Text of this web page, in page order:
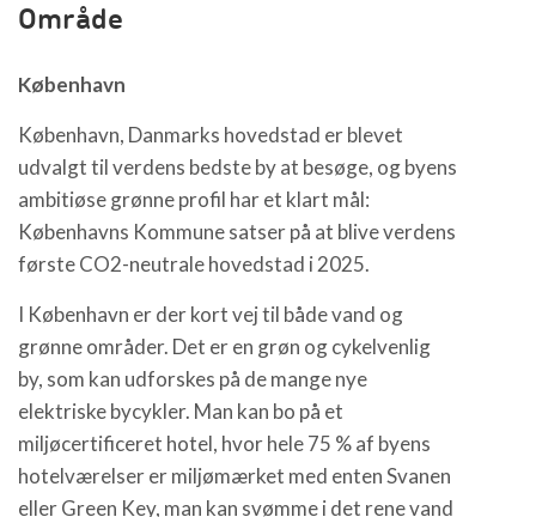
Område
København
København, Danmarks hovedstad er blevet
udvalgt til verdens bedste by at besøge, og byens
ambitiøse grønne profil har et klart mål:
Københavns Kommune satser på at blive verdens
første CO2-neutrale hovedstad i 2025.
I København er der kort vej til både vand og
grønne områder. Det er en grøn og cykelvenlig
by, som kan udforskes på de mange nye
elektriske bycykler. Man kan bo på et
miljøcertificeret hotel, hvor hele 75 % af byens
hotelværelser er miljømærket med enten Svanen
eller Green Key, man kan svømme i det rene vand